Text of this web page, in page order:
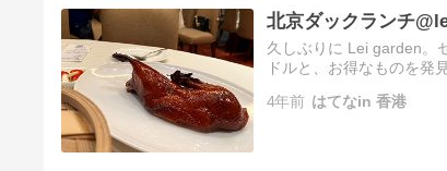
北京ダックランチ
久しぶりに Lei garden。
ドルと、お得なものを発
4年前 はてなin 香港